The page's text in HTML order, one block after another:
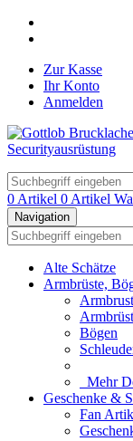
Zur Kasse
Ihr Konto
Anmelden
0 Artikel 0 Artikel
Navigation
Alte Schätze
Armbrüste,
Bögen
Mehr
Geschenke &
Fan